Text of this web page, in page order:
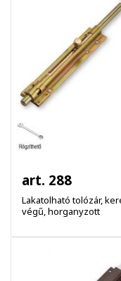
art. 288
Lakatolható tolózár,
végű, horganyzott